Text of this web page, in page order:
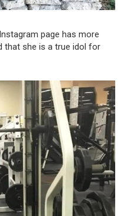
page has more
that she is a true idol for